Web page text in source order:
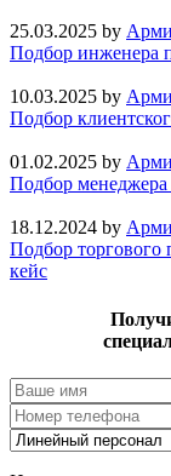
25.03.2025 by
Подбор инженера
10.03.2025 by
Подбор
01.02.2025 by
Подбор
18.12.2024 by
Подбор торгового
кейс